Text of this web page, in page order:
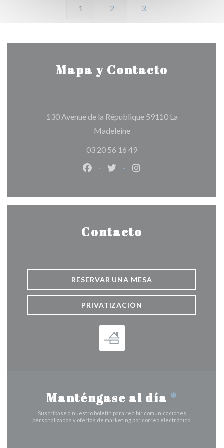
1 2 3
Mapa y Contacto
130 Avenue de la République 59110 La
Madeleine((abre en una nueva
03 20 56 16 49
Facebook ((abre en una nueva
Twitter ((abre en una nueva
Instagram ((abre en
Contacto
RESERVAR UNA MESA
PRIVATIZACIÓN
Manténgase al día *
Suscríbase a nuestro boletín para recibir comunicaciones
personalizadas y ofertas de marketing por correo electrónico.